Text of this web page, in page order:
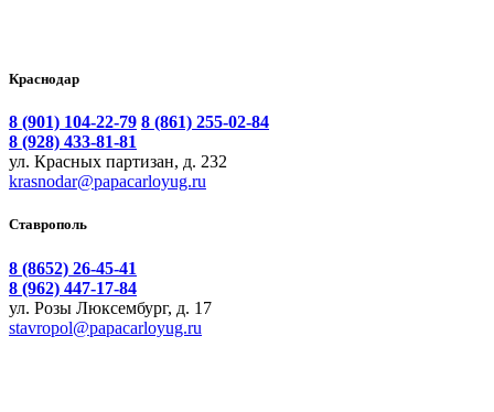
Краснодар
8 (901) 104-22-79 8 (861) 255-02-84
8 (928) 433-81-81
ул. Красных партизан, д. 232
krasnodar@papacarloyug.ru
Ставрополь
8 (8652) 26-45-41
8 (962) 447-17-84
ул. Розы Люксембург, д. 17
stavropol@papacarloyug.ru